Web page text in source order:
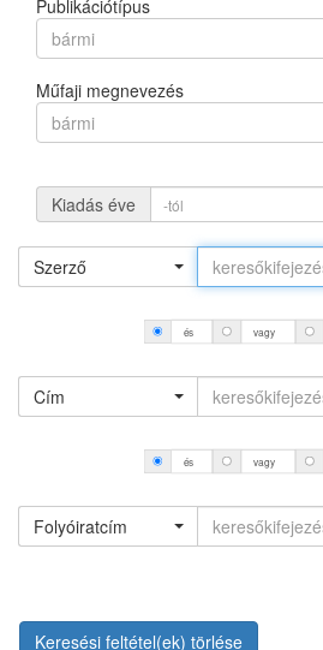
Publikációtípus
bármi
Műfaji megnevezés
bármi
Kiadás éve
Szerző
és vagy
Cím
és vagy
Folyóiratcím
Keresési feltétel(ek) törlése